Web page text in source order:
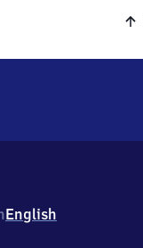
English